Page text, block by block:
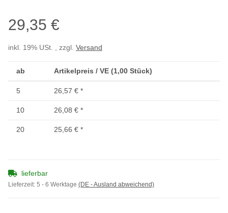
29,35 €
inkl. 19% USt. , zzgl. Versand
ab Artikelpreis / VE (1,00 Stück)
5 26,57 € *
10 26,08 € *
20 25,66 € *
lieferbar
Lieferzeit: 5 - 6 Werktage (DE - Ausland abweichend)